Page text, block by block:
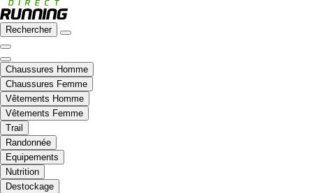
Rechercher
Chaussures Homme
Chaussures Femme
Vêtements Homme
Vêtements Femme
Trail
Randonnée
Equipements
Nutrition
Destockage